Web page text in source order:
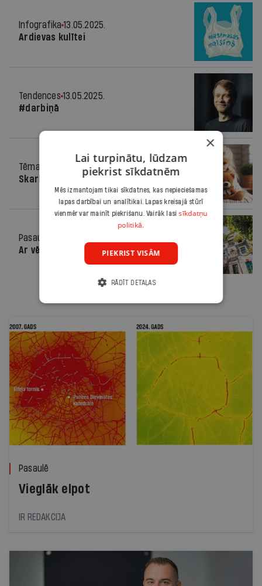
Infografika 13.05.2025.
Ardievas kulītei
Tendences 13.05.2025.
#darbiņā
Tēma
Skarbie lēmumi
Pasaulē
Ar vēsu galvu
Pasaulē
Vieglāk elpot
IR REDAKCIJA
×
Lai turpinātu, lūdzam
piekrist sīkdatnēm
Mēs izmantojam tikai sīkdatnes, kas nepieciešamas
lapas darbībai un analītikai. Lapas kreisajā stūrī
vienmēr var mainīt piekrišanu. Vairāk lasisīkdatņu
politikā.
PIEKRIST VISĀM
RĀDĪT DETAĻAS